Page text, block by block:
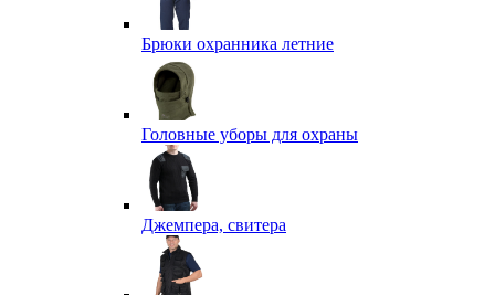
Брюки охранника летние
Головные уборы для охраны
Джемпера, свитера